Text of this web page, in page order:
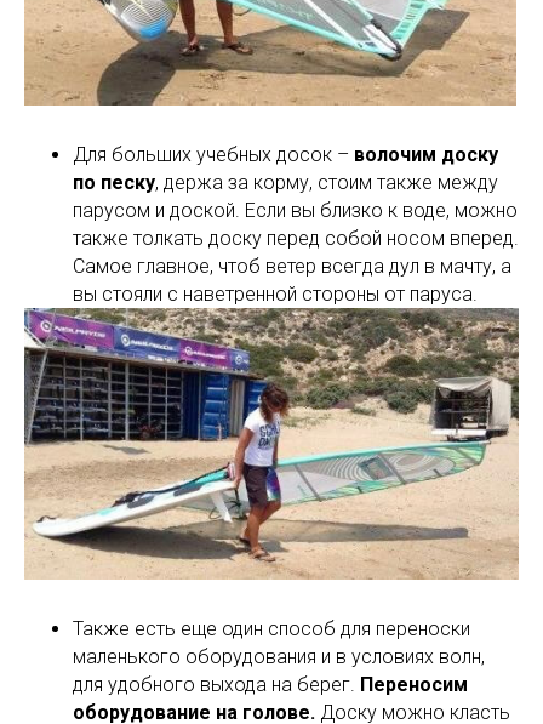
Для больших учебных досок – волочим доску
по песку, держа за корму, стоим также между
парусом и доской. Если вы близко к воде, можно
также толкать доску перед собой носом вперед.
Самое главное, чтоб ветер всегда дул в мачту, а
вы стояли с наветренной стороны от паруса.
Также есть еще один способ для переноски
маленького оборудования и в условиях волн,
для удобного выхода на берег. Переносим
оборудование на голове. Доску можно класть